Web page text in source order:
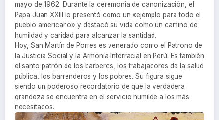
mayo de 1962. Durante la ceremonia de canonización, el
Papa Juan XXIII lo presentó como un «ejemplo para todo el
pueblo americano» y destacó su vida como un camino de
humildad y caridad para alcanzar la santidad.
Hoy, San Martín de Porres es venerado como el Patrono de
la Justicia Social y la Armonía Interracial en Perú. Es también
el santo patrón de los barberos, los trabajadores de la salud
pública, los barrenderos y los pobres. Su figura sigue
siendo un poderoso recordatorio de que la verdadera
grandeza se encuentra en el servicio humilde a los más
necesitados.